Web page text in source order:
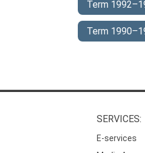
Term
Term
SERVICES:
E-services